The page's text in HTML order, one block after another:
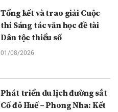
Tổng kết và trao giải Cuộc
thi Sáng tác văn học đề tài
Dân tộc thiểu số
01/08/2026
Phát triển du lịch đường sắt
Cố đô Huế – Phong Nha: Kết